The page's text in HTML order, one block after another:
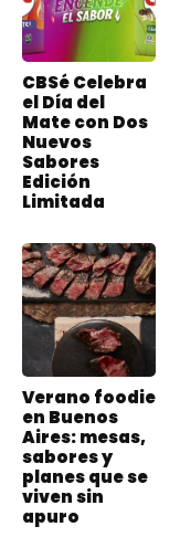
CBSé Celebra
el Día del
Mate con Dos
Nuevos
Sabores
Edición
Limitada
Verano foodie
en Buenos
Aires: mesas,
sabores y
planes que se
viven sin
apuro